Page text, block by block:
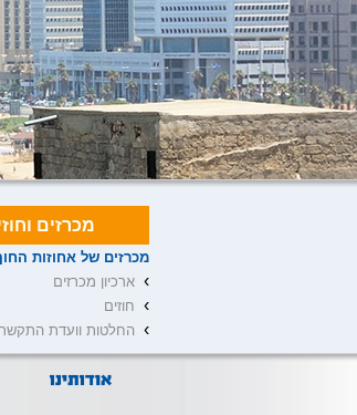
מכרזים
מכרזים של אחוזות
› ארכיון מכרזים
› חוזים
› החלטות וועדת